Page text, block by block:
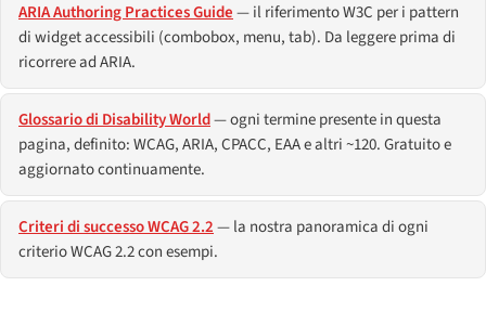
ARIA Authoring Practices Guide— il riferimento W3C per i pattern
di widget accessibili (combobox, menu, tab). Da leggere prima di
ricorrere ad ARIA.
Glossario di Disability World— ogni termine presente in questa
pagina, definito: WCAG, ARIA, CPACC, EAA e altri ~120. Gratuito e
aggiornato continuamente.
Criteri di successo WCAG 2.2— la nostra panoramica di ogni
criterio WCAG 2.2 con esempi.